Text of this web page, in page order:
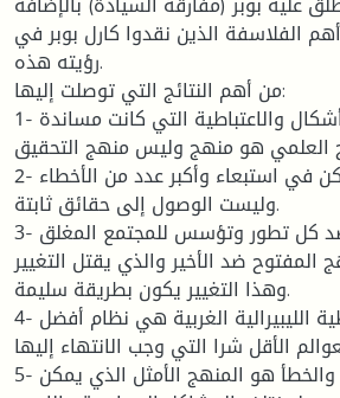
الفلاسفة الذين نقدوا كارل بوبر في
رؤيته هذه.
من أهم النتائج التي توصلت إليها:
1- جاء كارل بوبر كل أشكال والاعتباطية التي كانت مساندة
العلمي هو منهج وليس منهج التحقيق.
2- مهمة العالم لمكن في استبعاء وأكبر عدد من الأخطاء
وليست الوصول إلى حقائق ثابتة.
3- بوصفها تتفق ضد كل تطور وتؤسس للمجتمع المغلق
المفتوح ضد الأخير والذي يقتل التغيير
وهذا التغيير يكون بطريقة سليمة.
4- إعتبارا من الديمقراطية الليبيرالية الغربية هي نظام أفضل
الأقل شرا التي وجب الانتهاء إليها.
5- يبقى منهج المحاولة والخطأ هو المنهج الأمثل الذي يمكن